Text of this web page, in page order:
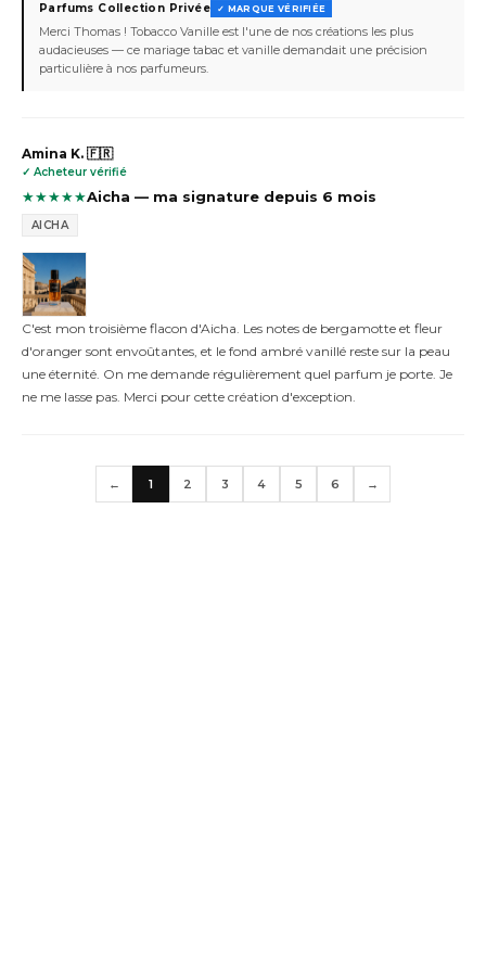
Parfums Collection Privée ✓ MARQUE VÉRIFIÉE
Merci Thomas ! Tobacco Vanille est l'une de nos créations les plus
audacieuses — ce mariage tabac et vanille demandait une précision
particulière à nos parfumeurs.
Amina K. 🇫🇷
✓ Acheteur vérifié
★★★★★Aicha — ma signature depuis 6 mois
AICHA
C'est mon troisième flacon d'Aicha. Les notes de bergamotte et fleur
d'oranger sont envoûtantes, et le fond ambré vanillé reste sur la peau
une éternité. On me demande régulièrement quel parfum je porte. Je
ne me lasse pas. Merci pour cette création d'exception.
← 1 2 3 4 5 6 →